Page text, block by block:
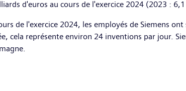
d'euros au cours de l'exercice 2024 (2023 :
de l'exercice 2024, les employés de Siemens
cela représente environ 24 inventions par jour.